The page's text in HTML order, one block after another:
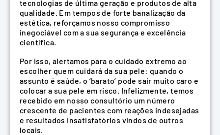
tecnologias de última geração e produtos de alta
qualidade. Em tempos de forte banalização da
estética, reforçamos nosso compromisso
inegociável com a sua segurança e excelência
científica.
Por isso, alertamos para o cuidado extremo ao
escolher quem cuidará da sua pele: quando o
assunto é saúde, o ‘barato’ pode sair muito caro e
colocar a sua pele em risco. Infelizmente, temos
recebido em nosso consultório um número
crescente de pacientes com reações indesejadas
e resultados insatisfatórios vindos de outros
locais.